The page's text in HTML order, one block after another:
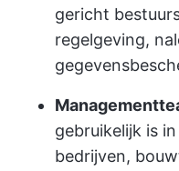
gericht
regelgeving,
gebruikelijk is
bedrijven,